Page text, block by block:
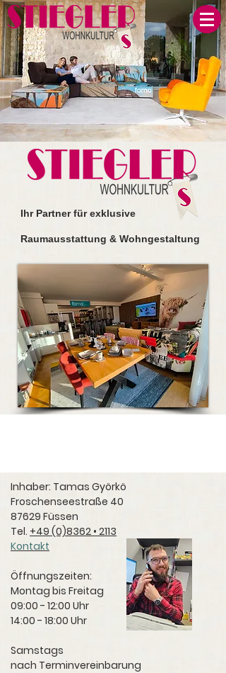
Ihr Partner für exklusive
Raumausstattung & Wohngestaltung
Inhaber: Tamas Györkö
Froschenseestraße 40
87629 Füssen
Tel. +49 (0)8362 • 2113
Kontakt
Öffnungszeiten:
Montag bis Freitag
09:00 - 12:00 Uhr
14:00 - 18:00 Uhr
Samstags
nach Terminvereinbarung